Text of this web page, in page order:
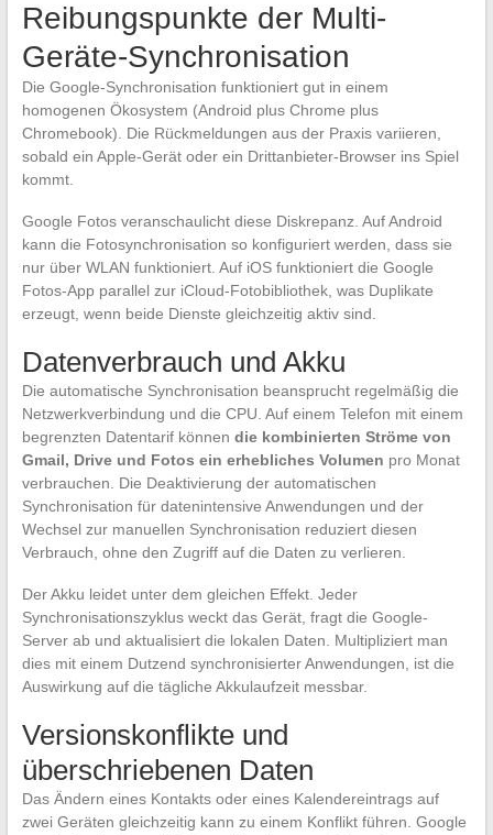
Reibungspunkte der Multi-
Geräte-Synchronisation
Die Google-Synchronisation funktioniert gut in einem
homogenen Ökosystem (Android plus Chrome plus
Chromebook). Die Rückmeldungen aus der Praxis variieren,
sobald ein Apple-Gerät oder ein Drittanbieter-Browser ins Spiel
kommt.
Google Fotos veranschaulicht diese Diskrepanz. Auf Android
kann die Fotosynchronisation so konfiguriert werden, dass sie
nur über WLAN funktioniert. Auf iOS funktioniert die Google
Fotos-App parallel zur iCloud-Fotobibliothek, was Duplikate
erzeugt, wenn beide Dienste gleichzeitig aktiv sind.
Datenverbrauch und Akku
Die automatische Synchronisation beansprucht regelmäßig die
Netzwerkverbindung und die CPU. Auf einem Telefon mit einem
begrenzten Datentarif können die kombinierten Ströme von
Gmail, Drive und Fotos ein erhebliches Volumen pro Monat
verbrauchen. Die Deaktivierung der automatischen
Synchronisation für datenintensive Anwendungen und der
Wechsel zur manuellen Synchronisation reduziert diesen
Verbrauch, ohne den Zugriff auf die Daten zu verlieren.
Der Akku leidet unter dem gleichen Effekt. Jeder
Synchronisationszyklus weckt das Gerät, fragt die Google-
Server ab und aktualisiert die lokalen Daten. Multipliziert man
dies mit einem Dutzend synchronisierter Anwendungen, ist die
Auswirkung auf die tägliche Akkulaufzeit messbar.
Versionskonflikte und
überschriebenen Daten
Das Ändern eines Kontakts oder eines Kalendereintrags auf
zwei Geräten gleichzeitig kann zu einem Konflikt führen. Google